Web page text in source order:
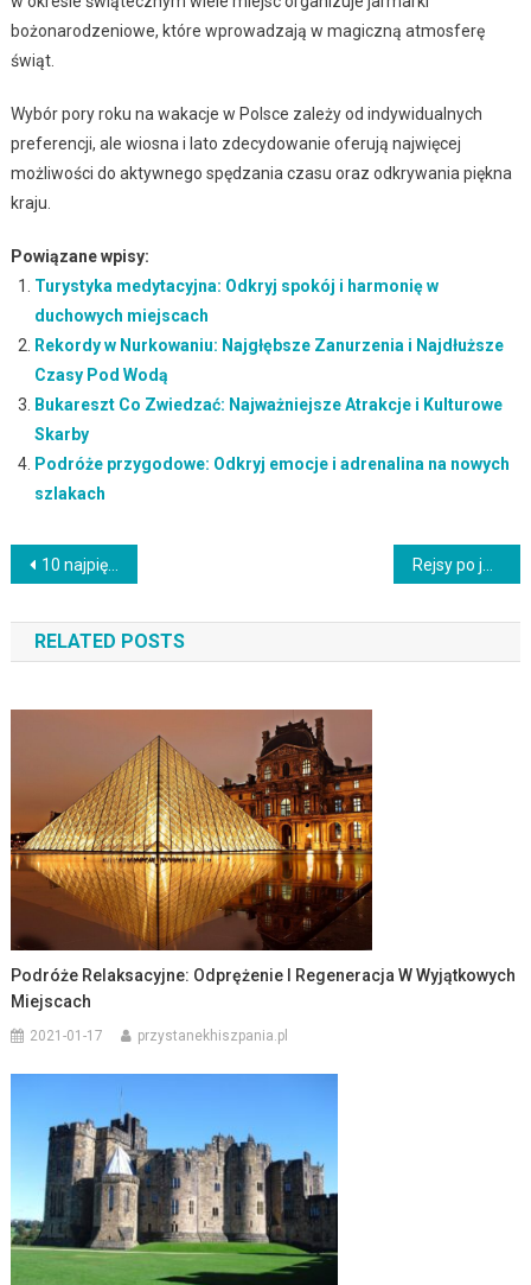
bożonarodzeniowe, które wprowadzają w magiczną atmosferę
świąt.
Wybór pory roku na wakacje w Polsce zależy od indywidualnych
preferencji, ale wiosna i lato zdecydowanie oferują najwięcej
możliwości do aktywnego spędzania czasu oraz odkrywania piękna
kraju.
Powiązane wpisy:
Turystyka medytacyjna: Odkryj spokój i harmonię w
duchowych miejscach
Rekordy w Nurkowaniu: Najgłębsze Zanurzenia i Najdłuższe
Czasy Pod Wodą
Bukareszt Co Zwiedzać: Najważniejsze Atrakcje i Kulturowe
Skarby
Podróże przygodowe: Odkryj emocje i adrenalina na nowych
szlakach
Nawigacja
wpisu
10 najpiękniejszych miejsc do odwiedzenia w Europie
RELATED POSTS
Podróże Relaksacyjne: Odprężenie I Regeneracja W Wyjątkowych
Miejscach
2021-01-17 przystanekhiszpania.pl